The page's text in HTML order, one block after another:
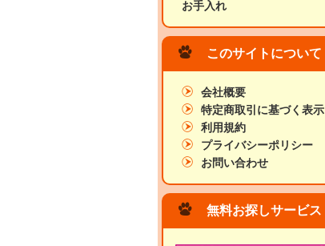
お手入れ
このサイトについて
会社概要
特定商取引に基づく表示
利用規約
プライバシーポリシー
お問い合わせ
無料お探しサービス